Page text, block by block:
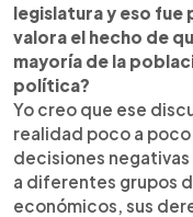
legislatura y eso fue
valora el hecho de
mayoría de la
política?
Yo creo que ese
realidad poco a
decisiones
a diferentes grupos
económicos, sus